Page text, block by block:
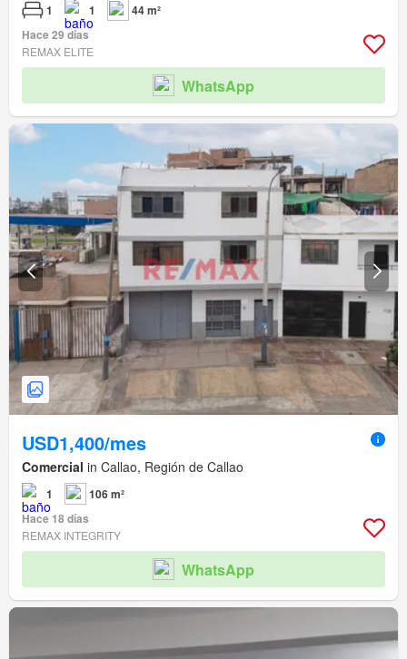
1 1
44 m²
Hace 29 días
REMAX ELITE
WhatsApp
USD1,400/mes
Comercial in Callao, Región de Callao
1
106 m²
Hace 18 días
REMAX INTEGRITY
WhatsApp